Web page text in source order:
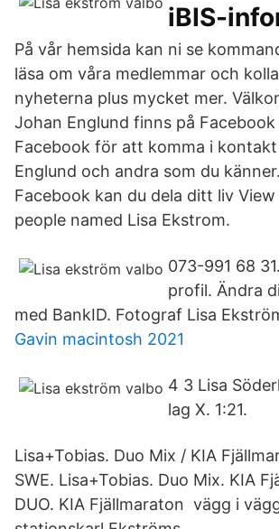
iBIS-
På vår hemsida kan ni se
läsa om våra medlemmar och
nyheterna plus mycket mer.
Johan Englund finns på Facebook
Facebook för att komma i
Englund och andra som du
Facebook kan du dela ditt liv
people named Lisa Ekstrom.
073-991 68
profil. Ändra
med BankID. Fotograf Lisa
Gavin macintosh 2021
4 3 Lisa
lag X. 1:21.
Lisa+Tobias. Duo Mix / KIA
SWE. Lisa+Tobias. Duo Mix. KIA
DUO. KIA Fjällmaraton vägg i